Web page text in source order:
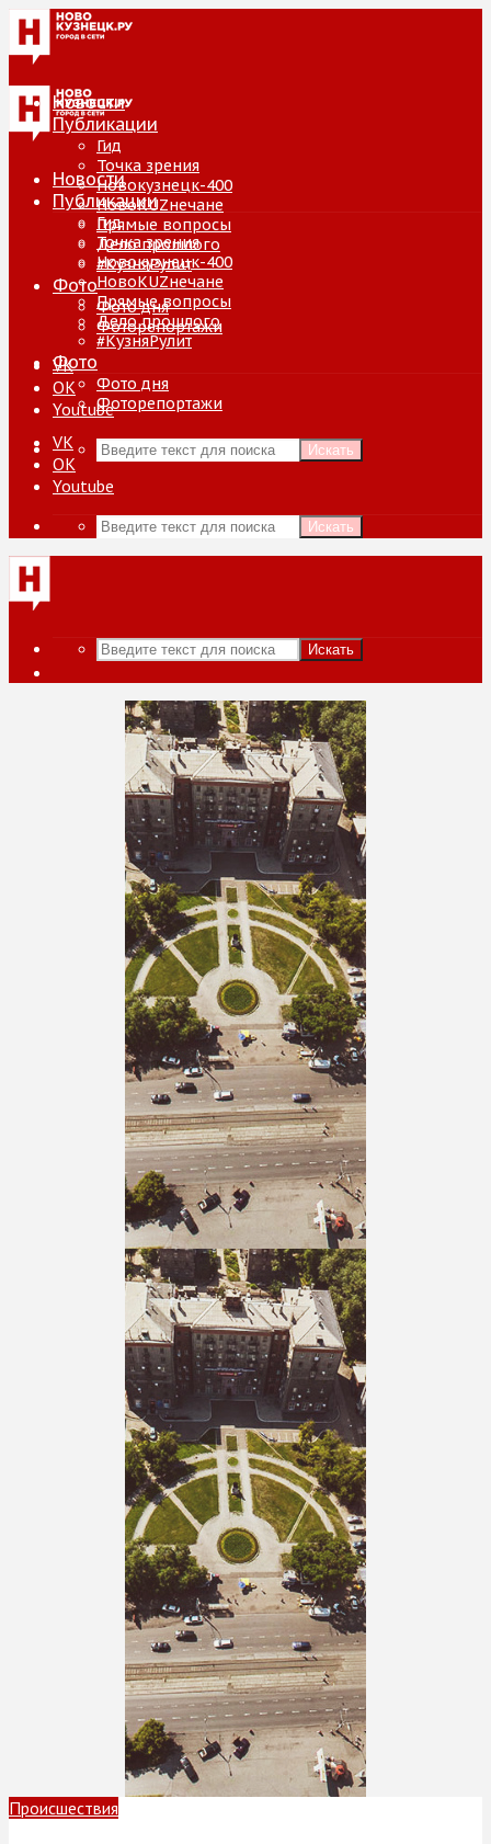
Новости
Публикации
Гид
Точка зрения
Новокузнецк-400
НовоKUZнечане
Прямые вопросы
Дело прошлого
#КузняРулит
Фото
Фото дня
Фоторепортажи
VK
ОК
Youtube
Искать
Новости
Публикации
Гид
Точка зрения
Новокузнецк-400
НовоKUZнечане
Прямые вопросы
Дело прошлого
#КузняРулит
Фото
Фото дня
Фоторепортажи
VK
ОК
Youtube
Искать
Искать
Происшествия